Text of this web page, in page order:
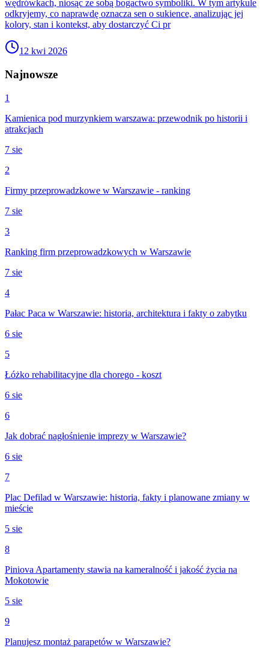
wędrówkach, niosąc ze sobą bogactwo symboliki. W tym artykule
odkryjemy, co naprawdę oznacza sen o sukience, analizując jej
kolory, stan i kontekst, aby dostarczyć Ci pr
12 kwi 2026
Najnowsze
1
Kamienica pod murzynkiem warszawa: przewodnik po historii i
atrakcjach
7 sie
2
Firmy przeprowadzkowe w Warszawie - ranking
7 sie
3
Ranking firm przeprowadzkowych w Warszawie
7 sie
4
Pałac Paca w Warszawie: historia, architektura i fakty o zabytku
6 sie
5
Łóżko rehabilitacyjne dla chorego - koszt
6 sie
6
Jak dobrać nagłośnienie imprezy w Warszawie?
6 sie
7
Plac Defilad w Warszawie: historia, fakty i planowane zmiany w
mieście
5 sie
8
Piniova Apartamenty stawia na kameralność i jakość życia na
Mokotowie
5 sie
9
Planujesz montaż parapetów w Warszawie?